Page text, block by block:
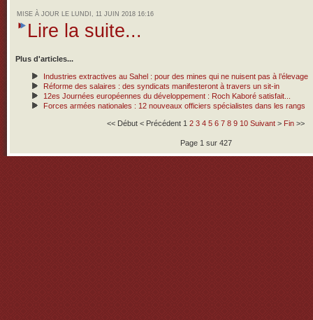
MISE À JOUR LE LUNDI, 11 JUIN 2018 16:16
Lire la suite...
Plus d'articles...
Industries extractives au Sahel : pour des mines qui ne nuisent pas à l’élevage
Réforme des salaires : des syndicats manifesteront à travers un sit-in
12es Journées européennes du développement : Roch Kaboré satisfait...
Forces armées nationales : 12 nouveaux officiers spécialistes dans les rangs
<< Début < Précédent 1 2 3 4 5 6 7 8 9 10 Suivant > Fin >>
Page 1 sur 427